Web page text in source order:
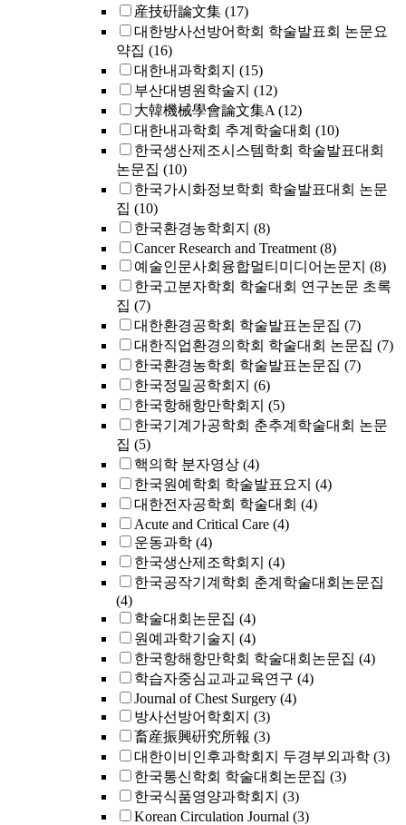
産技硏論文集 (17)
대한방사선방어학회 학술발표회 논문요
약집 (16)
대한내과학회지 (15)
부산대병원학술지 (12)
大韓機械學會論文集A (12)
대한내과학회 추계학술대회 (10)
한국생산제조시스템학회 학술발표대회
논문집 (10)
한국가시화정보학회 학술발표대회 논문
집 (10)
한국환경농학회지 (8)
Cancer Research and Treatment (8)
예술인문사회융합멀티미디어논문지 (8)
한국고분자학회 학술대회 연구논문 초록
집 (7)
대한환경공학회 학술발표논문집 (7)
대한직업환경의학회 학술대회 논문집 (7)
한국환경농학회 학술발표논문집 (7)
한국정밀공학회지 (6)
한국항해항만학회지 (5)
한국기계가공학회 춘추계학술대회 논문
집 (5)
핵의학 분자영상 (4)
한국원예학회 학술발표요지 (4)
대한전자공학회 학술대회 (4)
Acute and Critical Care (4)
운동과학 (4)
한국생산제조학회지 (4)
한국공작기계학회 춘계학술대회논문집
(4)
학술대회논문집 (4)
원예과학기술지 (4)
한국항해항만학회 학술대회논문집 (4)
학습자중심교과교육연구 (4)
Journal of Chest Surgery (4)
방사선방어학회지 (3)
畜産振興硏究所報 (3)
대한이비인후과학회지 두경부외과학 (3)
한국통신학회 학술대회논문집 (3)
한국식품영양과학회지 (3)
Korean Circulation Journal (3)